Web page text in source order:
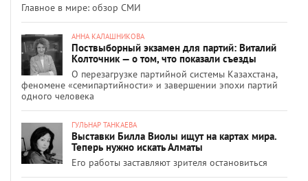
Главное в мире: обзор СМИ
АННА КАЛАШНИКОВА
Поствыборный экзамен для партий: Виталий
Колточник — о том, что показали съезды
О перезагрузке партийной системы Казахстана,
феномене «семипартийности» и завершении эпохи партий
одного человека
ГУЛЬНАР ТАНКАЕВА
Выставки Билла Виолы ищут на картах мира.
Теперь нужно искать Алматы
Его работы заставляют зрителя остановиться